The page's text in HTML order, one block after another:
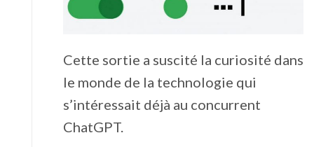
Cette sortie a suscité la curiosité dans
le monde de la technologie qui
s’intéressait déjà au concurrent
ChatGPT.